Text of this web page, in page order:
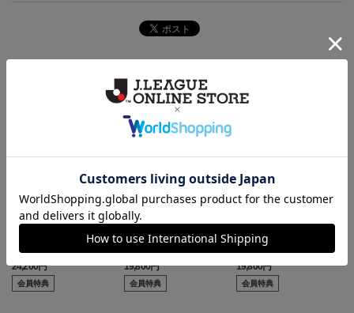
【選手名・背番号入り】
クユニフォーム（フィー
ルド1st）
24,200円
会員特典
2026/27オーセンティッ
ルド1st）
19,800円
会員特典
2026/27オーセンティッ
ルド2nd）
19,800円
会員特典